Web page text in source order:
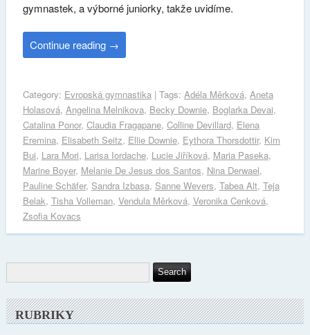
gymnastek, a výborné juniorky, takže uvidíme.
Continue reading →
Category: Evropská gymnastika| Tags: Adéla Měrková, Aneta
Holasová, Angelina Melnikova, Becky Downie, Boglarka Devai,
Catalina Ponor, Claudia Fragapane, Colline Devillard, Elena
Eremina, Elisabeth Seitz, Ellie Downie, Eythora Thorsdottir, Kim
Bui, Lara Mori, Larisa Iordache, Lucie Jiříková, Maria Paseka,
Marine Boyer, Melanie De Jesus dos Santos, Nina Derwael,
Pauline Schäfer, Sandra Izbasa, Sanne Wevers, Tabea Alt, Teja
Belak, Tisha Volleman, Vendula Měrková, Veronika Cenková,
Zsofia Kovacs
RUBRIKY